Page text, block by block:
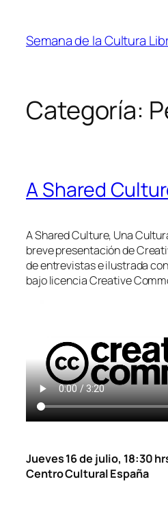
contenido
Semana de la Cultura
Categoría:
A Shared
A Shared Culture, Una
breve presentación de
de entrevistas e ilustrada
bajo licencia Creative
Jueves 16 de julio, 18:30
Centro Cultural España